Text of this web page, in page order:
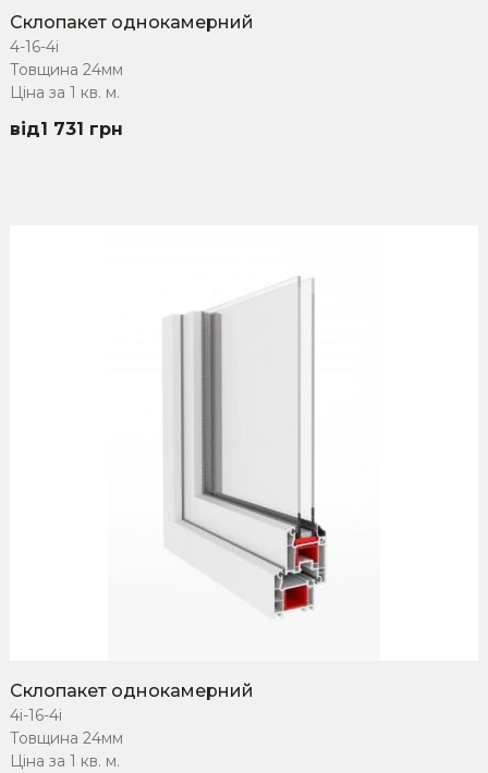
Склопакет однокамерний
4-16-4i
Товщина 24мм
Ціна за 1 кв. м.
1 731 грн
Склопакет однокамерний
4i-16-4i
Товщина 24мм
Ціна за 1 кв. м.